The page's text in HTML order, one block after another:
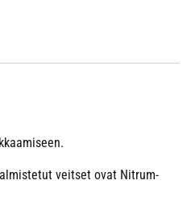
veitset ovat Nitrum-